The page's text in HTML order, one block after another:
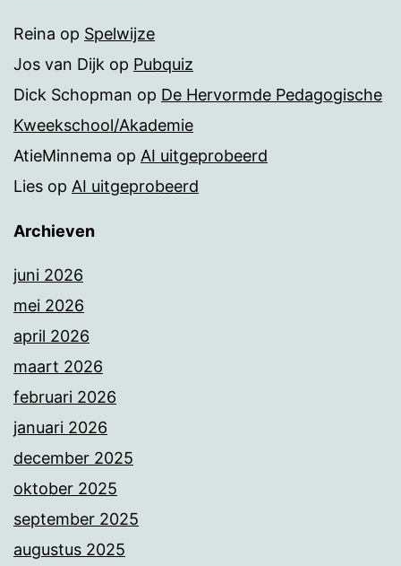
Reina op Spelwijze
Jos van Dijk op Pubquiz
Dick Schopman op De Hervormde Pedagogische
Kweekschool/Akademie
AtieMinnema op AI uitgeprobeerd
Lies op AI uitgeprobeerd
Archieven
juni 2026
mei 2026
april 2026
maart 2026
februari 2026
januari 2026
december 2025
oktober 2025
september 2025
augustus 2025